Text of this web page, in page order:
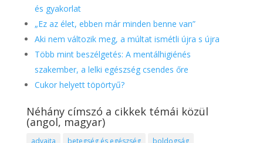
és gyakorlat
„Ez az élet, ebben már minden benne van”
Aki nem változik meg, a múltat ismétli újra s újra
Több mint beszélgetés: A mentálhigiénés
szakember, a lelki egészség csendes őre
Cukor helyett töpörtyű?
Néhány címszó a cikkek témái közül
(angol, magyar)